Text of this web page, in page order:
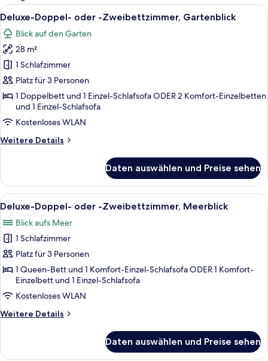
Zimmer
Alle
Fotos
für
Deluxe-
Doppel-
oder
-
Zweibettzimmer,
Gartenblick
anzeigen
Ein modernes Hotelzimmer mit Bett,
6
Deluxe-Doppel- oder -Zweibettzimmer, Gartenblick
Blick auf den Garten
28 m²
1 Schlafzimmer
Platz für 3 Personen
1 Doppelbett und 1 Einzel-Schlafsofa ODER 2 Komfort-Einzelbetten
und 1 Einzel-Schlafsofa
Kostenloses WLAN
Weitere Details
Weitere
Doppel-
oder
-
Zweibettzimmer,
Gartenblick
Daten auswählen und Preise sehen
Alle
Fotos
für
Deluxe-
Doppel-
oder
Zweibettzimmer,
Meerblick
Hochwertige Bettwaren, kostenlose
7
Deluxe-Doppel- oder -Zweibettzimmer, Meerblick
Blick aufs Meer
1 Schlafzimmer
Platz für 3 Personen
1 Queen-Bett und 1 Komfort-Einzel-Schlafsofa ODER 1 Komfort-
Einzelbett und 1 Einzel-Schlafsofa
Kostenloses WLAN
Weitere Details
Weitere
Doppel-
Daten auswählen und Preise sehen